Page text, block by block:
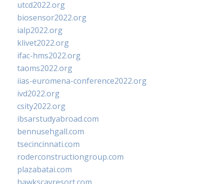
utcd2022.org
biosensor2022.org
ialp2022.org
klivet2022.org
ifac-hms2022.org
taoms2022.org
iias-euromena-conference2022.org
ivd2022.org
csity2022.org
ibsarstudyabroad.com
bennusehgall.com
tsecincinnati.com
roderconstructiongroup.com
plazabatai.com